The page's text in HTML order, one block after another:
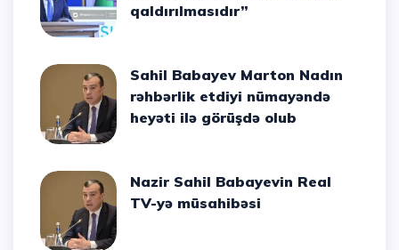
qaldırılmasıdır”
Sahil Babayev Marton Nadın
rəhbərlik etdiyi nümayəndə
heyəti ilə görüşdə olub
Nazir Sahil Babayevin Real
TV-yə müsahibəsi